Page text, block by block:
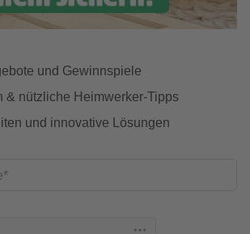
und Gewinnspiele
& nützliche Heimwerker-Tipps
und innovative Lösungen